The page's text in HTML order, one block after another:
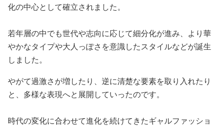
化の中心として確立されました。
若年層の中でも世代や志向に応じて細分化が進み、より華
やかなタイプや大人っぽさを意識したスタイルなどが誕生
しました。
やがて過激さが増したり、逆に清楚な要素を取り入れたり
と、多様な表現へと展開していったのです。
時代の変化に合わせて進化を続けてきたギャルファッショ